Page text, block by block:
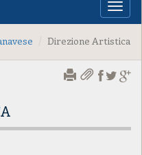
Direzione Artistica